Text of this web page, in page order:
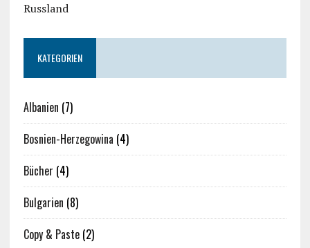
Russland
KATEGORIEN
Albanien (7)
Bosnien-Herzegowina (4)
Bücher (4)
Bulgarien (8)
Copy & Paste(2)